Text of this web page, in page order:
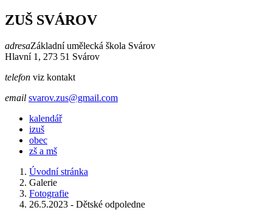
ZUŠ SVÁROV
adresaZákladní umělecká škola Svárov
Hlavní 1, 273 51 Svárov
telefon viz kontakt
email svarov.zus@gmail.com
kalendář
izuš
obec
zš a mš
Úvodní stránka
Galerie
Fotografie
26.5.2023 - Dětské odpoledne